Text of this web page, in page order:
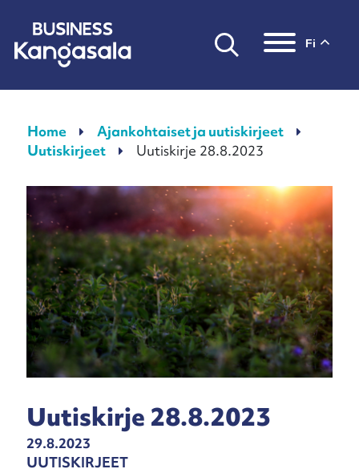
Home
Ajankohtaiset ja uutiskirjeet
Uutiskirjeet
Uutiskirje 28.8.2023
Uutiskirje 28.8.2023
29.8.2023
UUTISKIRJEET
fi